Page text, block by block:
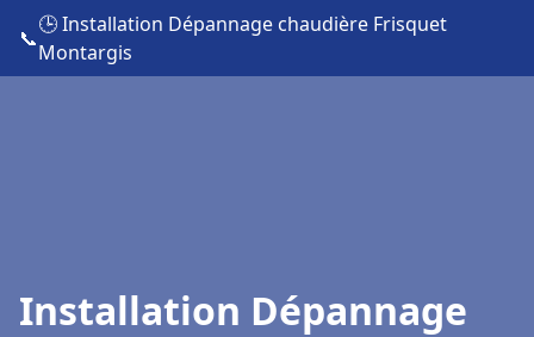
📞
🕒 Installation Dépannage chaudière Frisquet
Montargis
Installation Dépannage